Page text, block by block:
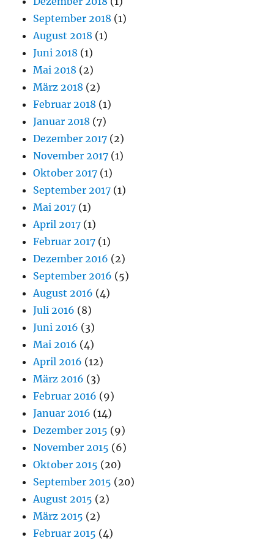
September 2018 (1)
August 2018 (1)
Juni 2018 (1)
Mai 2018 (2)
März 2018 (2)
Februar 2018 (1)
Januar 2018 (7)
Dezember 2017 (2)
November 2017 (1)
Oktober 2017 (1)
September 2017 (1)
Mai 2017 (1)
April 2017 (1)
Februar 2017 (1)
Dezember 2016 (2)
September 2016 (5)
August 2016 (4)
Juli 2016 (8)
Juni 2016 (3)
Mai 2016 (4)
April 2016 (12)
März 2016 (3)
Februar 2016 (9)
Januar 2016 (14)
Dezember 2015 (9)
November 2015 (6)
Oktober 2015 (20)
September 2015 (20)
August 2015 (2)
März 2015 (2)
Februar 2015 (4)